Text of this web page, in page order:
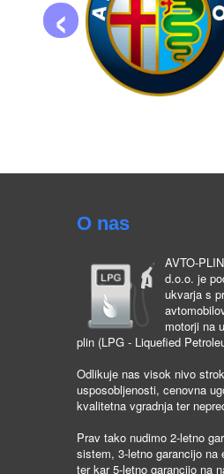
‹
O nas
AVTO-
d.o.o. je
ukvarja s
motorji na
plin (LPG - Liquefied
Odlikuje nas visok nivo
usposobljenosti, cenovna
kvalitetna vgradnja ter
Prav tako nudimo 2-letno
sistem, 3-letno garancijo na
ter kar 5-letno garancijo na